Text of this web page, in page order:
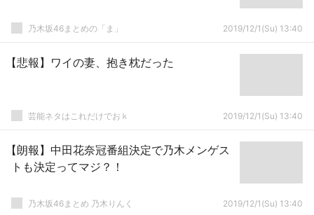
乃木坂46まとめの「ま」 2019/12/1(Su) 13:40
【悲報】ワイの妻、抱き枕だった
芸能ネタはこれだけでおｋ 2019/12/1(Su) 13:40
【朗報】中田花奈冠番組決定で乃木メンゲス
トも決定ってマジ？！
乃木坂46まとめ 乃木りんく 2019/12/1(Su) 13:40